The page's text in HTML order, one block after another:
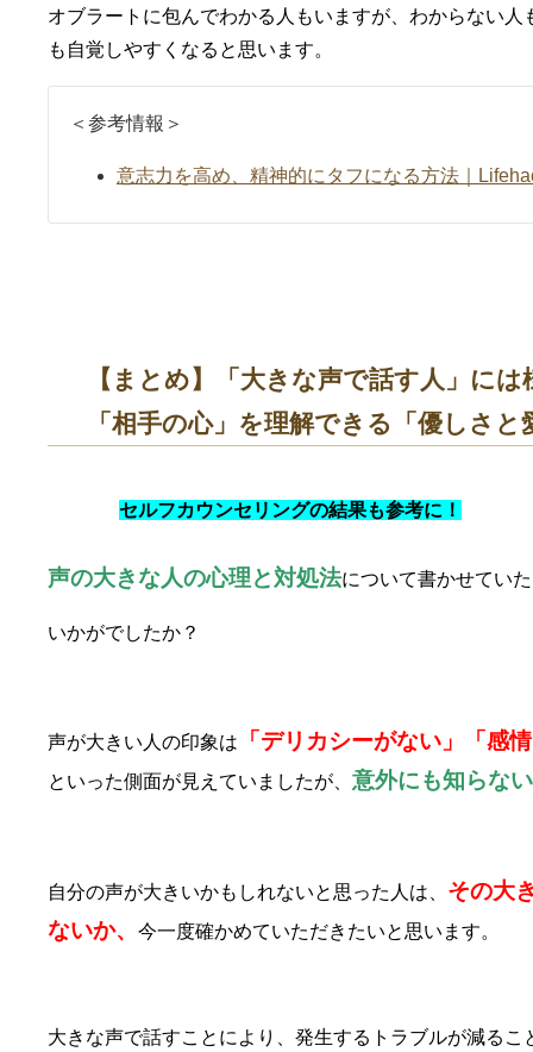
オブラートに包んでわかる人もいますが、わからない
も自覚しやすくなると思います。
＜参考情報＞
意志力を高め、精神的にタフになる方法｜
【まとめ】「大きな声で話す人」に
「相手の心」を理解できる「優しさ
セルフカウンセリングの結果も参考に！
声の大きな人の心理と対処法について書かせてい
いかがでしたか？
声が大きい人の印象は 「デリカシーがない」「感
といった側面が見えていましたが、 意外にも知らな
自分の声が大きいかもしれないと思った人は、 その大
ないか、
今一度確かめていただきたいと思います。
大きな声で話すことにより、発生するトラブルが減る